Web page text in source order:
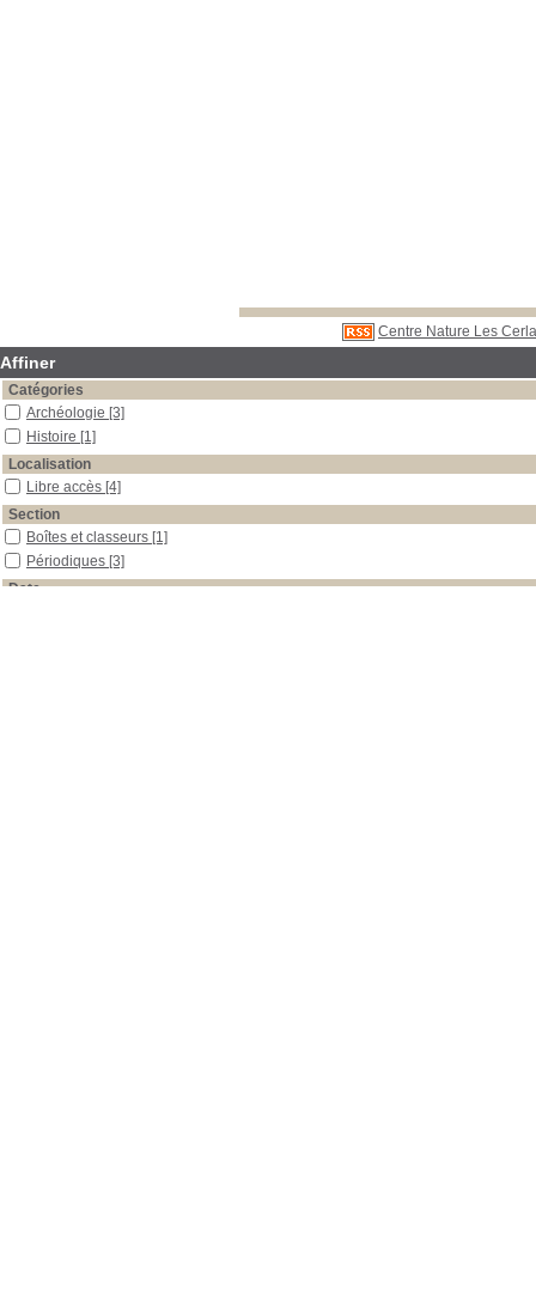
Centre Nature Les
Affiner
Catégories
Archéologie [3]
Histoire [1]
Localisation
Libre accès [4]
Section
Boîtes et classeurs [1]
Périodiques [3]
Date